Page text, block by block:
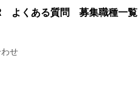
よくある質問 募集職種一覧
せ